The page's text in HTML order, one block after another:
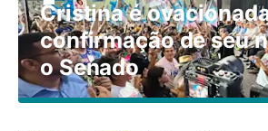
Cristina é
confirmação de seu
o Senado